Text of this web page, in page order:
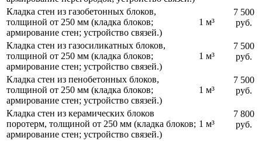
Кладка стен из газобетонных блоков,
толщиной от 250 мм (кладка блоков;
армирование стен; устройство связей.)
1 м³
7 500
руб.
Кладка стен из газосиликатных блоков,
толщиной от 250 мм (кладка блоков;
армирование стен; устройство связей.)
1 м³
7 500
руб.
Кладка стен из пенобетонных блоков,
толщиной от 250 мм (кладка блоков;
армирование стен; устройство связей.)
1 м³
7 500
руб.
Кладка стен из керамических блоков
поротерм, толщиной от 250 мм (кладка блоков;
армирование стен; устройство связей.)
1 м³
7 800
руб.